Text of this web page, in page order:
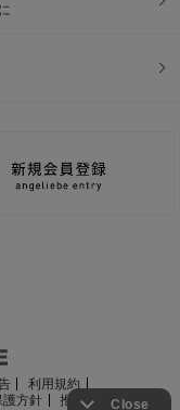
利用規約
方針
推奨環境